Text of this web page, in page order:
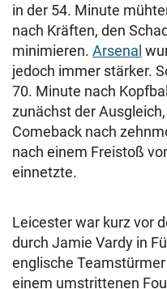
in der 54. Minute
nach Kräften, den
minimieren. Arsenal
jedoch immer stärker.
70. Minute nach
zunächst der
Comeback nach
nach einem Freistoß
einnetzte.
Leicester war kurz vor
durch Jamie Vardy in
englische
einem umstrittenen